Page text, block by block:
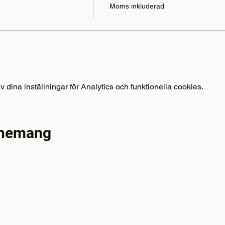
Moms inkluderad
dina inställningar för Analytics och funktionella cookies.